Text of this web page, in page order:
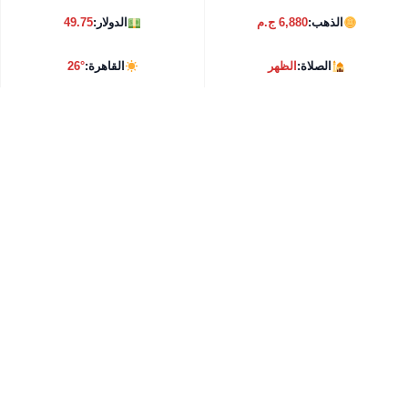
الذهب:6,880 ج.م الدولار:49.75
الصلاة:الظهر القاهرة:26°